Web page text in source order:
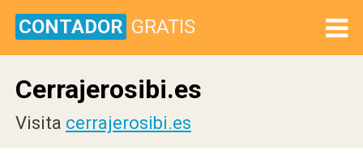
CONTADOR GRATIS
Cerrajerosibi.es
Visita cerrajerosibi.es